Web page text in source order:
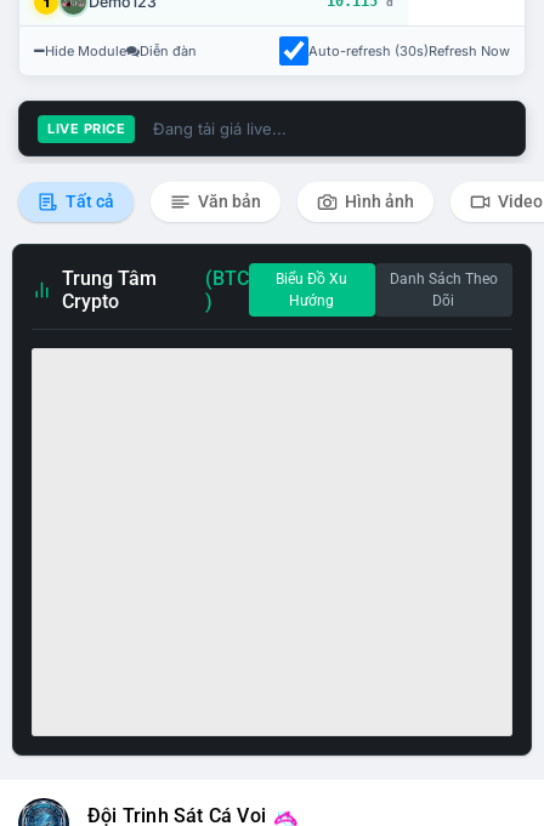
Hide Module Diễn đàn Auto-refresh (30s)Refresh Now
LIVE PRICE Đang tải giá live...
Tất cả Văn bản Hình ảnh Video
Trung Tâm
Crypto
(BTC
)
Biểu Đồ Xu
Hướng
Danh Sách Theo
Dõi
Đội Trinh Sát Cá Voi